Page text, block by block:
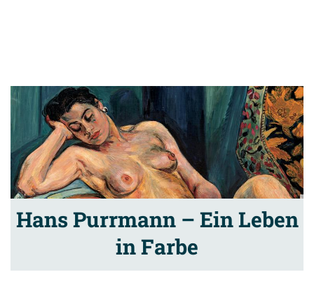
Hans Purrmann – Ein Leben
in Farbe